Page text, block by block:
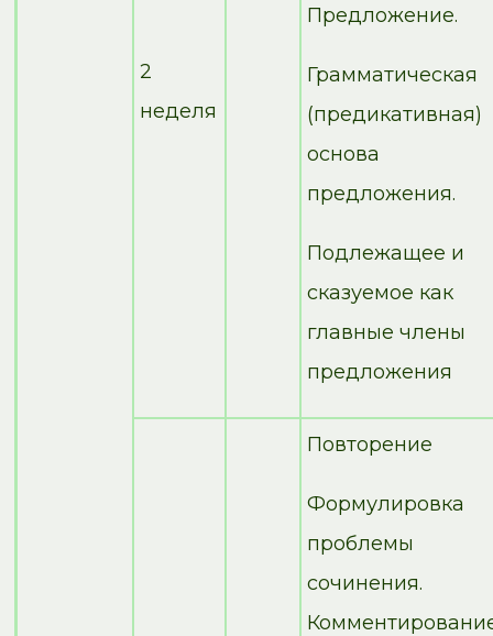
2
неделя
Предложение.
Грамматическая
(предикативная)
основа
предложения.
Подлежащее и
сказуемое как
главные члены
предложения
Повторение
Формулировка
проблемы
сочинения.